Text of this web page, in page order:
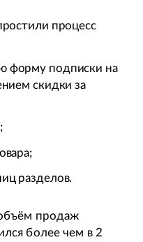
процесс
форму подписки на
скидки за
разделов.
продаж
более чем в 2